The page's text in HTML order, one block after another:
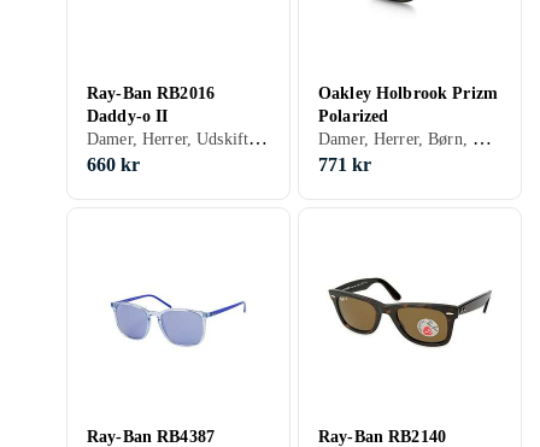
Ray-Ban RB2016
Daddy-o II
Damer, Herrer, Udskiftelige glas, Receptklar, Rektangulär, Klassisk
660 kr
Oakley Holbrook Prizm
Polarized
Damer, Herrer, Børn, Spejlglas, Polariserede, Stødbeskyttelse, Sportsolbriller, Receptklar, Rektangulär, Sport, Klassisk, Gaming, 3
771 kr
Ray-Ban RB4387
Ray-Ban RB2140